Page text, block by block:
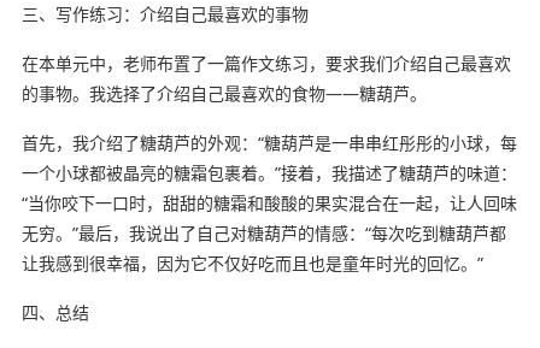
三、写作练习：介绍自己最喜欢的事物
在本单元中，老师布置了一篇作文练习，要求我们介绍自己最喜欢
的事物。我选择了介绍自己最喜欢的食物——糖葫芦。
首先，我介绍了糖葫芦的外观：“糖葫芦是一串串红彤彤的小球，每
一个小球都被晶亮的糖霜包裹着。”接着，我描述了糖葫芦的味道：
“当你咬下一口时，甜甜的糖霜和酸酸的果实混合在一起，让人回味
无穷。”最后，我说出了自己对糖葫芦的情感：“每次吃到糖葫芦都
让我感到很幸福，因为它不仅好吃而且也是童年时光的回忆。”
四、总结